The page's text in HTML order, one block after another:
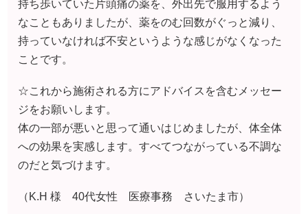
体の一部が悪いと思って通いはじめましたが、体全体
への効果を実感します。すべてつながっている不調な
のだと気づけます。
※効果には個人差があります
「頭痛がかなり良くなり、薬への依存性が
無くなりました！」